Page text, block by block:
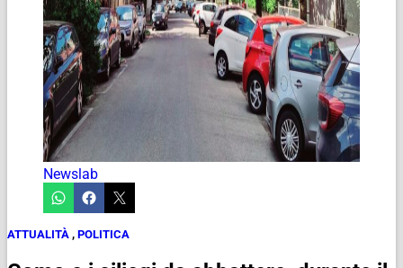
Newslab
ATTUALITÀ , POLITICA